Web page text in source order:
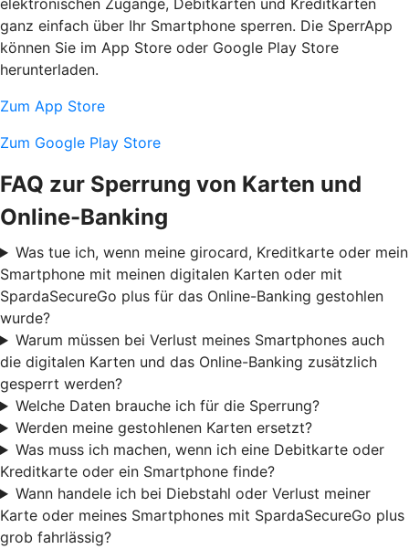
elektronischen Zugänge, Debitkarten und Kreditkarten
ganz einfach über Ihr Smartphone sperren. Die SperrApp
können Sie im App Store oder Google Play Store
herunterladen.
Zum App Store
Zum Google Play Store
FAQ zur Sperrung von Karten und
Online-Banking
Was tue ich, wenn meine girocard, Kreditkarte oder mein
Smartphone mit meinen digitalen Karten oder mit
SpardaSecureGo plus für das Online-Banking gestohlen
wurde?
Warum müssen bei Verlust meines Smartphones auch
die digitalen Karten und das Online-Banking zusätzlich
gesperrt werden?
Welche Daten brauche ich für die Sperrung?
Werden meine gestohlenen Karten ersetzt?
Was muss ich machen, wenn ich eine Debitkarte oder
Kreditkarte oder ein Smartphone finde?
Wann handele ich bei Diebstahl oder Verlust meiner
Karte oder meines Smartphones mit SpardaSecureGo plus
grob fahrlässig?